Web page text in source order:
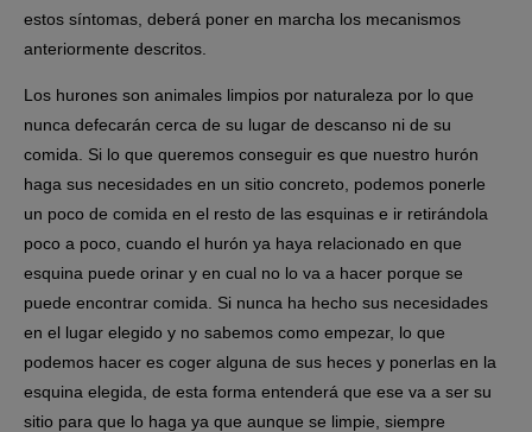
estos síntomas, deberá poner en marcha los mecanismos
anteriormente descritos.
Los hurones son animales limpios por naturaleza por lo que
nunca defecarán cerca de su lugar de descanso ni de su
comida. Si lo que queremos conseguir es que nuestro hurón
haga sus necesidades en un sitio concreto, podemos ponerle
un poco de comida en el resto de las esquinas e ir retirándola
poco a poco, cuando el hurón ya haya relacionado en que
esquina puede orinar y en cual no lo va a hacer porque se
puede encontrar comida. Si nunca ha hecho sus necesidades
en el lugar elegido y no sabemos como empezar, lo que
podemos hacer es coger alguna de sus heces y ponerlas en la
esquina elegida, de esta forma entenderá que ese va a ser su
sitio para que lo haga ya que aunque se limpie, siempre